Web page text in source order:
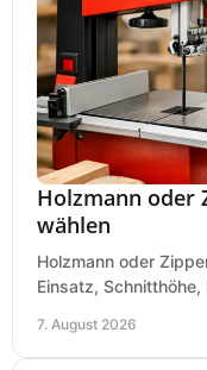
Holzmann oder
wählen
Holzmann oder
Einsatz,
7. August 2026